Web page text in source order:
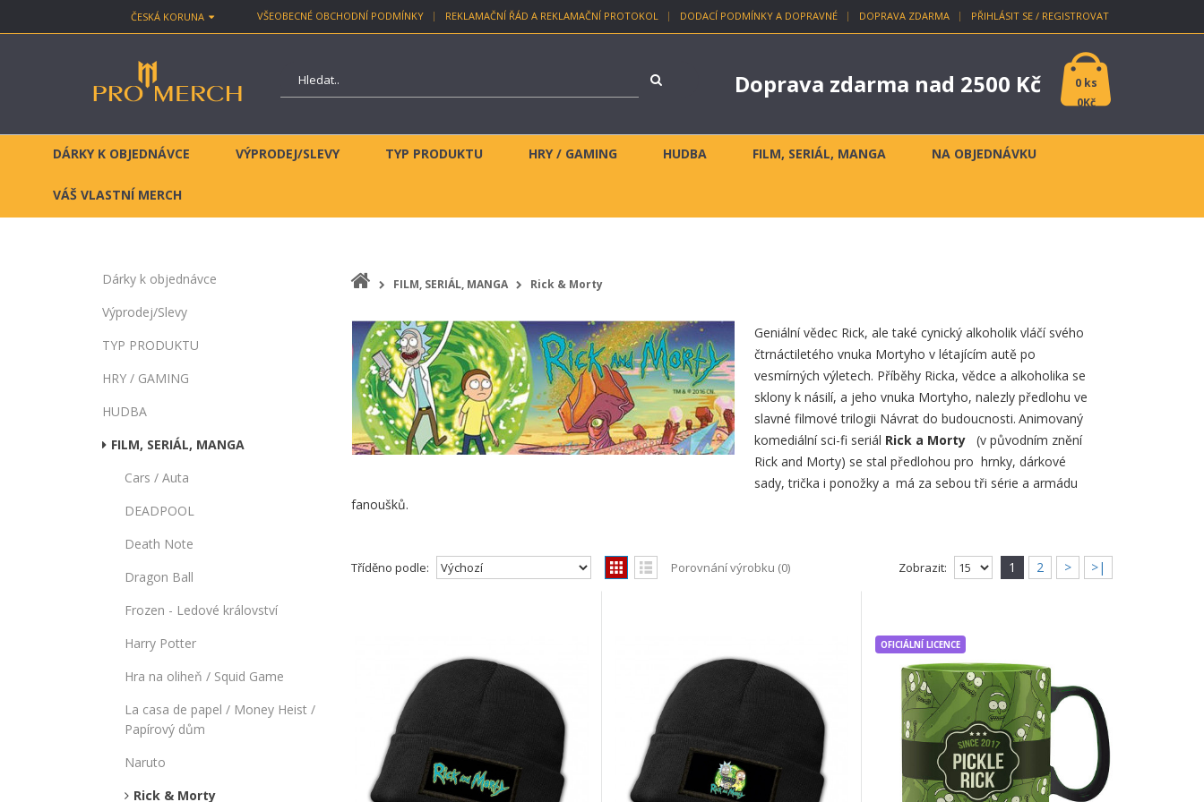
ČESKÁ KORUNA VŠEOBECNÉ OBCHODNÍ PODMÍNKY REKLAMAČNÍ ŘÁD A REKLAMAČNÍ PROTOKOL DODACÍ PODMÍNKY A DOPRAVNÉ DOPRAVA ZDARMA PŘIHLÁSIT SE / REGISTROVAT
Doprava zdarma nad 2500 Kč
0 ks
0Kč
DÁRKY K OBJEDNÁVCE VÝPRODEJ/SLEVY TYP PRODUKTU HRY / GAMING HUDBA FILM, SERIÁL, MANGA NA OBJEDNÁVKU
VÁŠ VLASTNÍ MERCH
Dárky k objednávce
Výprodej/Slevy
TYP PRODUKTU
HRY / GAMING
HUDBA
FILM, SERIÁL, MANGA
Cars / Auta
DEADPOOL
Death Note
Dragon Ball
Frozen - Ledové království
Harry Potter
Hra na oliheň / Squid Game
La casa de papel / Money Heist /
Papírový dům
Naruto
Rick & Morty
FILM, SERIÁL, MANGA Rick & Morty
Geniální vědec Rick, ale také cynický alkoholik vláčí svého
čtrnáctiletého vnuka Mortyho v létajícím autě po
vesmírných výletech. Příběhy Ricka, vědce a alkoholika se
sklony k násilí, a jeho vnuka Mortyho, nalezly předlohu ve
slavné filmové trilogii Návrat do budoucnosti. Animovaný
komediální sci-fi seriál Rick a Morty (v původním znění
Rick and Morty) se stal předlohou pro hrnky, dárkové
sady, trička i ponožky a má za sebou tři série a armádu
fanoušků.
Tříděno podle: Porovnání výrobku (0) 1 2 > >|
Zobrazit:
Čepice pletená s nášivkou RICK AND MORTY "Logo", one sizeČerná pletená čepice s nášivkou, na
269,00Kč
Do košíku
RICK AND MORTY | Čepice pletená s nášivkou RICK AND MORTY "Portál", one size
OFICIÁLNÍ LICENCE